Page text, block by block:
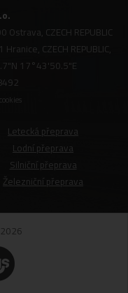
CZECH REPUBLIC
CZECH REPUBLIC,
17°43'50.5"E
Letecká přeprava
Lodní přeprava
Silniční přeprava
Železniční přeprava